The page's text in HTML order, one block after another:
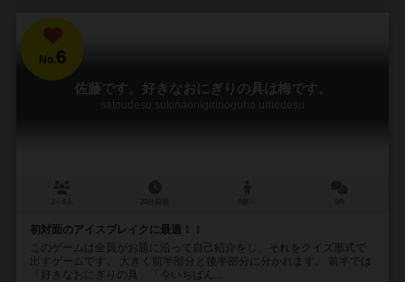
No.6
佐藤です。好きなおにぎりの具は梅です。
satoudesu sukinaonigirinoguha umedesu
初対面のアイスブレイクに最適！！
このゲームは全員がお題に沿って自己紹介をし、それをクイズ形式で
出すゲームです。 大きく前半部分と後半部分に分かれます。 前半では
「好きなおにぎりの具」「今いちばん...